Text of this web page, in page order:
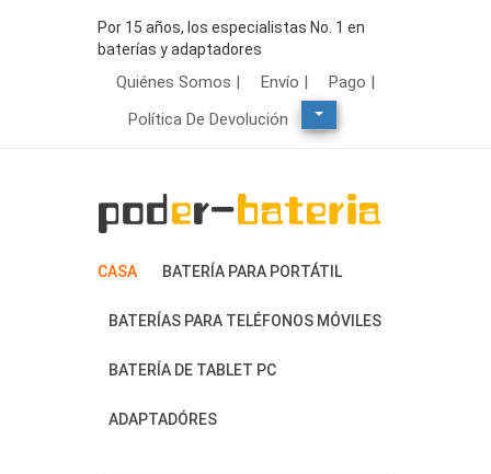
Por 15 años, los especialistas No. 1 en
baterías y adaptadores
Quiénes Somos | Envío |
Pago |
Política De Devolución
CASA BATERÍA PARA PORTÁTIL
BATERÍAS PARA TELÉFONOS MÓVILES
BATERÍA DE TABLET PC
ADAPTADÓRES